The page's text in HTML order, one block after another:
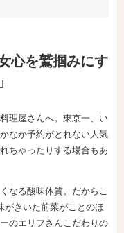
心を鷲掴みにす
理屋さんへ。東京一、い
なか予約がとれない人気
ちゃったりする場合もあ
なる酸味体質。だからこ
がきいた前菜がことのほ
のエリフさんこだわりの